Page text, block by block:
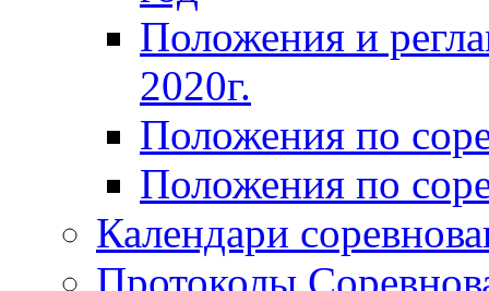
Положения и
2020г.
Положения по
Положения по
Календари